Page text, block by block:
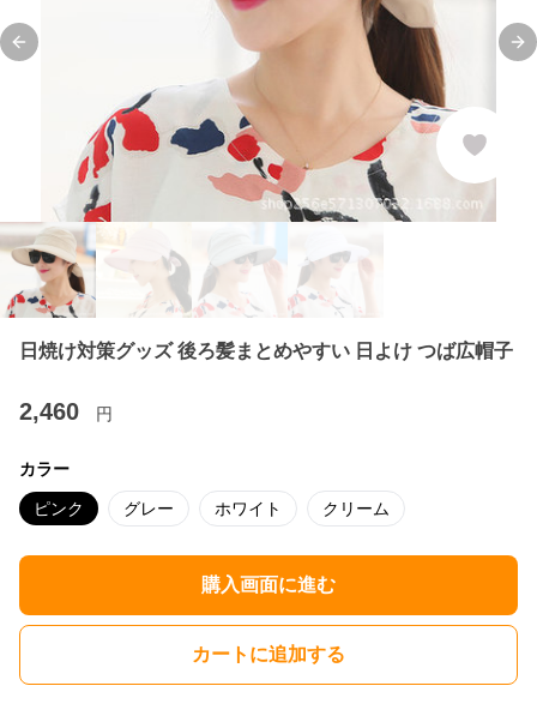
Previous slide
日焼け対策グッズ 後ろ髪まとめやすい 日よけ つば広帽子
2,460 円
カラー
ピンク グレー ホワイト クリーム
購入画面に進む
カートに追加する